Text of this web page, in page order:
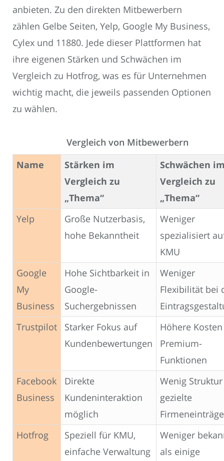
anbieten. Zu den direkten Mitbewerbern
zählen Gelbe Seiten, Yelp, Google My Business,
Cylex und 11880. Jede dieser Plattformen hat
ihre eigenen Stärken und Schwächen im
Vergleich zu Hotfrog, was es für Unternehmen
wichtig macht, die jeweils passenden Optionen
zu wählen.
Vergleich von Mitbewerbern
Name
Stärken im
Vergleich zu
„Thema“
Schwächen
Vergleich zu
„Thema“
Yelp
Große Nutzerbasis,
hohe Bekanntheit
Weniger
spezialisiert
KMU
Google
My
Business
Hohe Sichtbarkeit in
Google-
Suchergebnissen
Weniger
Flexibilität bei
Trustpilot
Starker Fokus auf
Kundenbewertungen
Höhere
Premium-
Funktionen
Facebook
Business
Direkte
Kundeninteraktion
möglich
Wenig
gezielte
Firmeneinträge
Hotfrog
Speziell für KMU,
einfache Verwaltung
Weniger
als einige